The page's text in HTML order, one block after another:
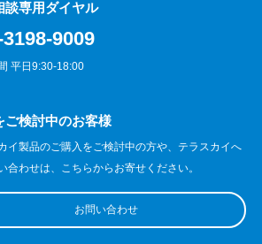
談専用ダイヤル
9009
平日9:30-18:00
ご検討中のお客様
イ製品のご購入をご検討中の方や、テラスカイへ
合わせは、こちらからお寄せください。
お問い合わせ